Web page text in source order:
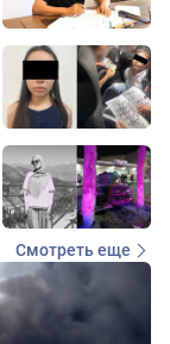
Смотреть еще